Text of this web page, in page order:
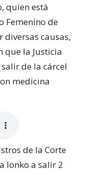
quien está
Femenino de
causas,
que la Justicia
de la cárcel
medicina
de la Corte
lonko a salir 2